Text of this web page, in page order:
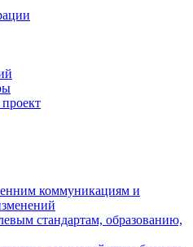
коммуникациям и
стандартам, образованию,